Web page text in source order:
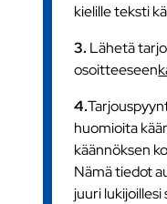
kielille teksti
3. Lähetä
osoitteeseen
4.
huomioita
käännöksen
Nämä tiedot
juuri